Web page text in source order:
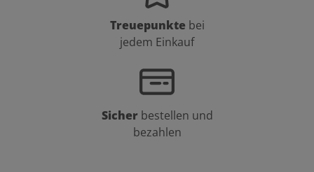
Treuepunkte bei
jedem Einkauf
Sicher bestellen und
bezahlen